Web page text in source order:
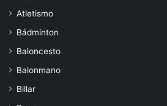
Atletismo
Bádminton
Baloncesto
Balonmano
Billar